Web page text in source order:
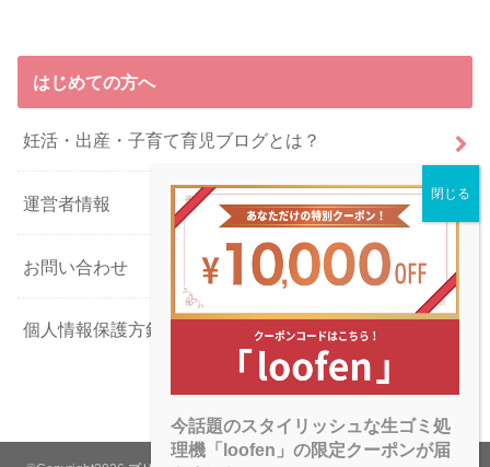
はじめての方へ
妊活・出産・子育て育児ブログとは？
運営者情報
お問い合わせ
個人情報保護方針
今話題のスタイリッシュな生ゴミ処
理機「loofen」の限定クーポンが届